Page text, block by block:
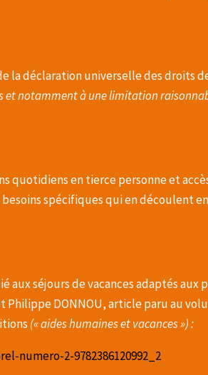
la déclaration universelle des droits
et notamment à une limitation
quotidiens en tierce personne et
spécifiques qui en découlent
aux séjours de vacances adaptés aux
Philippe DONNOU, article paru au
(« aides humaines et vacances ») :
numero-2-9782386120992_2